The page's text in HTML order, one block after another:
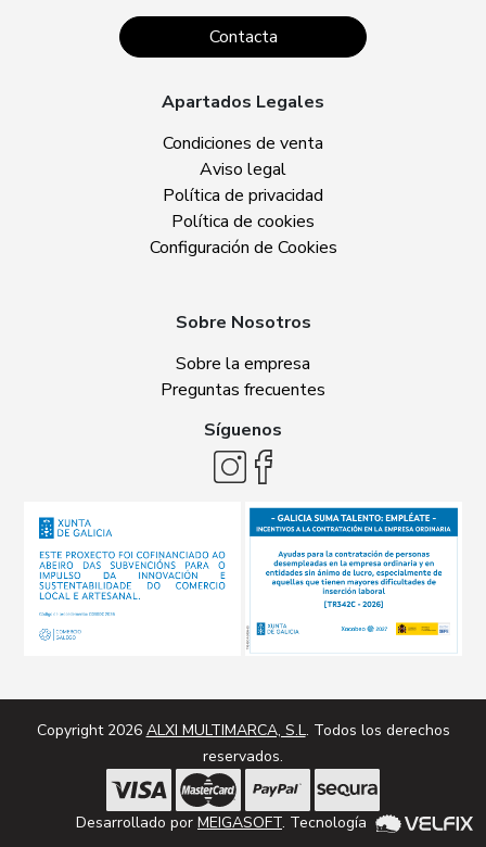
Contacta
Apartados Legales
Condiciones de venta
Aviso legal
Política de privacidad
Política de cookies
Configuración de Cookies
Sobre Nosotros
Sobre la empresa
Preguntas frecuentes
Síguenos
Copyright 2026 ALXI MULTIMARCA, S.L. Todos los derechos
reservados.
Desarrollado por MEIGASOFT. Tecnología